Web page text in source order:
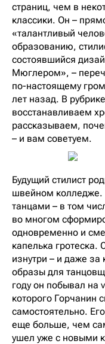
страниц, чем в
классики. Он –
«талантливый
образованию,
состоявшийся
Мюглером», –
по-настоящему
лет назад. В
восстанавливаем
рассказываем,
– и вам советуем.
Будущий стилист
швейном колледже.
танцами – в том
во многом
одновременно и
капелька гротеска.
изнутри – и даже
образы для
году он побывал на
которого Горчанин
самостоятельно.
еще больше, чем
ушел уже с новыми